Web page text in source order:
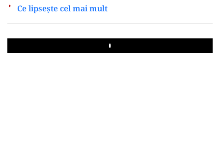
Ce lipsește cel mai mult
Play